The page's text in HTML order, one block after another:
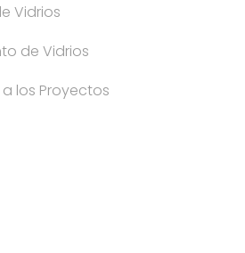
Vidrios
de Vidrios
los Proyectos